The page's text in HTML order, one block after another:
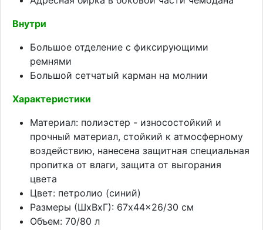
Внутри
Большое отделение с фиксирующими
ремнями
Большой сетчатый карман на молнии
Характеристики
Материал: полиэстер - износостойкий и
прочный материал, стойкий к атмосферному
воздействию, нанесена защитная специальная
пропитка от влаги, защита от выгорания
цвета
Цвет: петролио (синий)
Размеры (ШхВхГ): 67x44x26/30 см
Объем: 70/80 л